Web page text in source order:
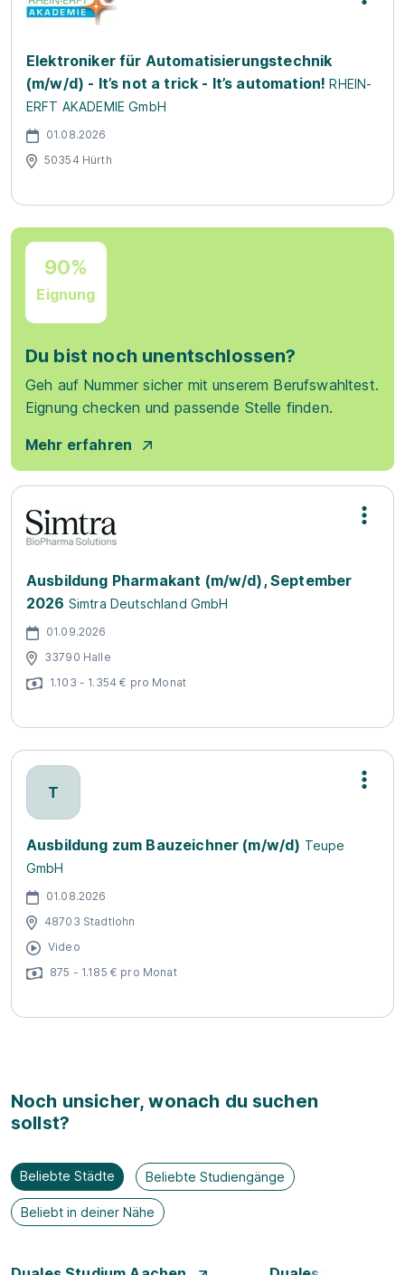
Elektroniker für Automatisierungstechnik
(m/w/d) - It’s not a trick - It’s automation! RHEIN-
ERFT AKADEMIE GmbH
01.08.2026
50354 Hürth
90%
Eignung
Du bist noch unentschlossen?
Geh auf Nummer sicher mit unserem Berufswahltest.
Eignung checken und passende Stelle finden.
Mehr erfahren
Ausbildung Pharmakant (m/w/d), September
2026 Simtra Deutschland GmbH
01.09.2026
33790 Halle
1.103 - 1.354 € pro Monat
T
Ausbildung zum Bauzeichner (m/w/d) Teupe
GmbH
01.08.2026
48703 Stadtlohn
Video
875 - 1.185 € pro Monat
Noch unsicher, wonach du suchen
sollst?
Beliebte Städte Beliebte Studiengänge
Beliebt in deiner Nähe